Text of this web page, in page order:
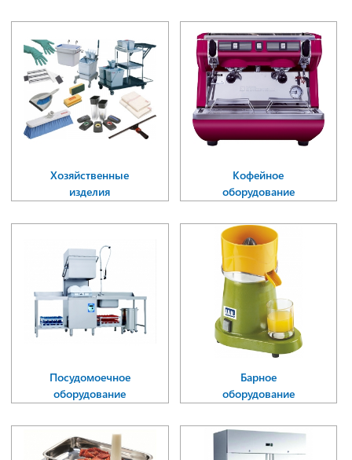
Хозяйственные
изделия
Кофейное
оборудование
Посудомоечное
оборудование
Барное
оборудование